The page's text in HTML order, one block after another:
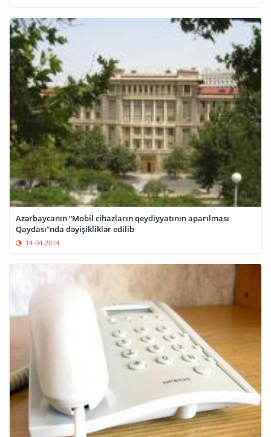
Azərbaycanın “Mobil cihazların qeydiyyatının aparılması
Qaydası”nda dəyişikliklər edilib
14-04-2014